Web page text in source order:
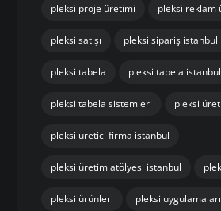
pleksi proje üretimi pleksi reklam
pleksi satışı pleksi sipariş istanbul
pleksi tabela pleksi tabela istanbul
pleksi tabela sistemleri pleksi
pleksi üretici firma istanbul
pleksi üretim atölyesi istanbul
pleksi ürünleri pleksi uygulamaları